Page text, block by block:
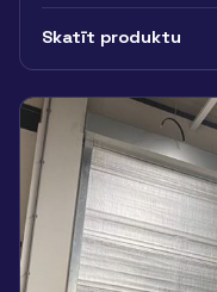
Skatīt produktu